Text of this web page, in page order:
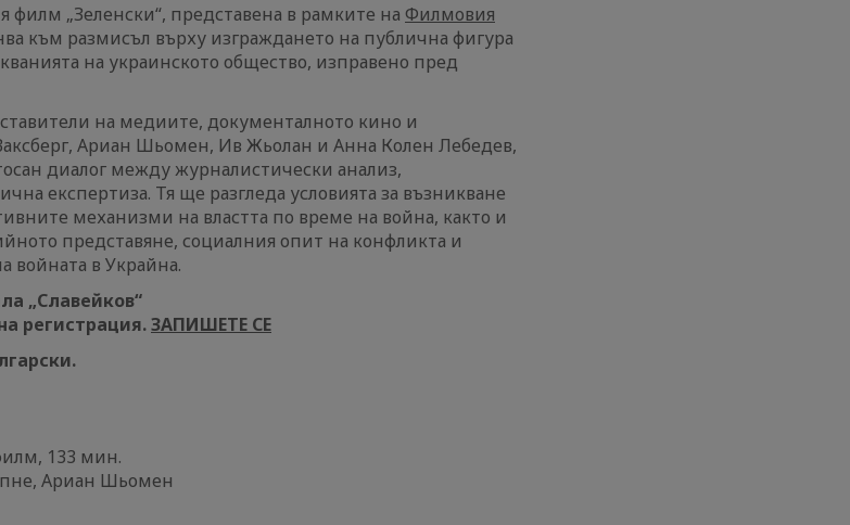
„Зеленски“, представена в рамките на Филмовия
към размисъл върху изграждането на публична фигура
на украинското общество, изправено пред
на медиите, документалното кино и
Ариан Шьомен, Ив Жьолан и Анна Колен Лебедев,
диалог между журналистически анализ,
експертиза. Тя ще разгледа условията за възникване
механизми на властта по време на война, както и
представяне, социалния опит на конфликта и
войната в Украйна.
„Славейков“
регистрация.ЗАПИШЕТЕ СЕ
133 мин.
Ариан Шьомен